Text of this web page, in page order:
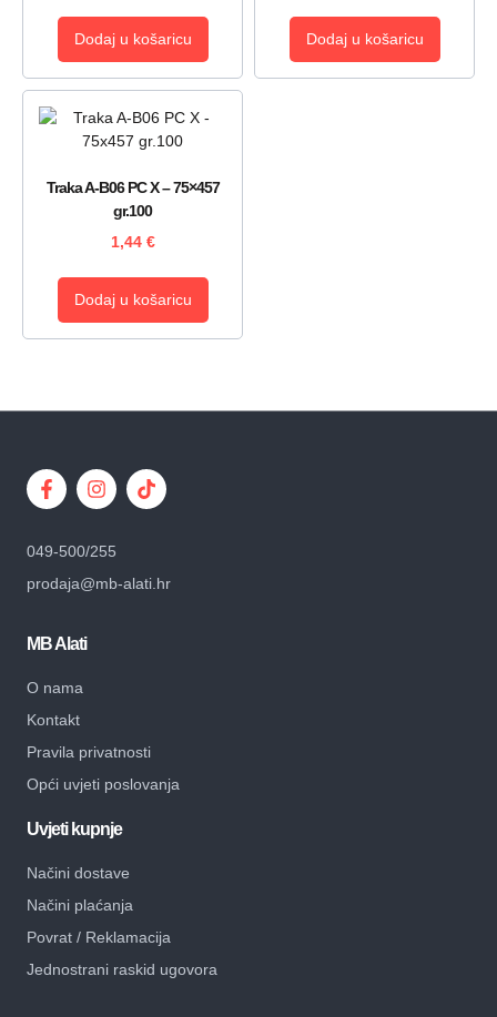
Dodaj u košaricu Dodaj u košaricu
Traka A-B06 PC X – 75×457
gr.100
1,44 €
Dodaj u košaricu
049-500/255
prodaja@mb-alati.hr
MB Alati
O nama
Kontakt
Pravila privatnosti
Opći uvjeti poslovanja
Uvjeti kupnje
Načini dostave
Načini plaćanja
Povrat / Reklamacija
Jednostrani raskid ugovora